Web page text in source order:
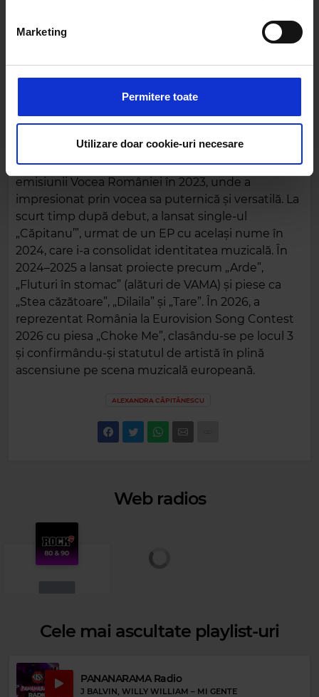
a analiza traficul. De asemenea, le oferim partenerilor de
privire la modul în care folosiți site-ul nostru. Aceștia le
pot combina cu alte informații oferite de dvs. sau culese
Marketing
Permitere toate
Utilizare doar cookie-uri necesare
Alexandra Căpitănescueste o artistă română
cunoscută pentru câștigarea sezonului 11 al
emisiunii Vocea României în 2023, unde a
impresionat prin vocea sa puternică și versatilă. La
scurt timp după debut, a lansat single-ul
„Căpitanu’”, urmat de un EP cu același nume în
2024, care i-a consolidat identitatea muzicală. În
2024–2025 a lansat proiecte precum „Arde”,
„Fluturi în stomac” (alături de VAMA) și piese ca
„Stea căzătoare”, „Dilaila” și „Tare”. În 2026, a
reprezentat România la Eurovision Song Contest
2026 cu piesa „Choke Me”, clasându-se pe locul 3
și confirmându-și statutul de artistă în plină
ascensiune pe scena muzicală europeană.
ALEXANDRA CĂPITĂNESCU
Web radios
Rock 80s & 90s
DEL –DEL
Cele mai ascultate playlist-uri
PANANARAMA Radio
J BALVIN, WILLY WILLIAM – MI GENTE